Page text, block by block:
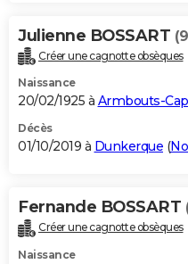
Julienne BOSSART
Créer une cagnotte obsèques
Naissance
20/02/1925 à Armbouts-
Décès
01/10/2019 à Dunkerque (
Fernande BOSSART
Créer une cagnotte obsèques
Naissance